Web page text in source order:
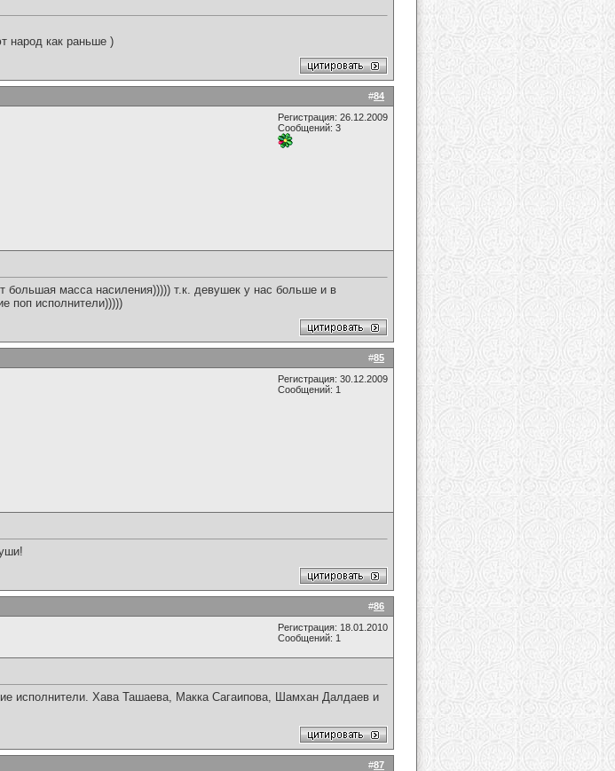
народ как раньше )
#84
Регистрация: 26.12.2009
Сообщений: 3
большая масса насиления))))) т.к. девушек у нас больше и в
поп исполнители)))))
#85
Регистрация: 30.12.2009
Сообщений: 1
#86
Регистрация: 18.01.2010
Сообщений: 1
исполнители. Хава Ташаева, Макка Сагаипова, Шамхан Далдаев и
#87